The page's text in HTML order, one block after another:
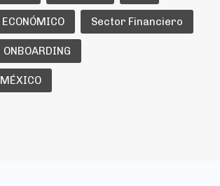
Sector Financiero
ONBOARDING